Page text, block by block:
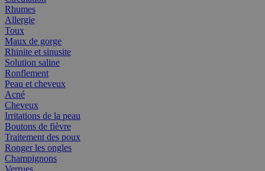
Rhumes
Allergie
Toux
Maux de gorge
Rhinite et sinusite
Solution saline
Ronflement
Peau et cheveux
Acné
Cheveux
Irritations de la peau
Boutons de fièvre
Traitement des poux
Ronger les ongles
Champignons